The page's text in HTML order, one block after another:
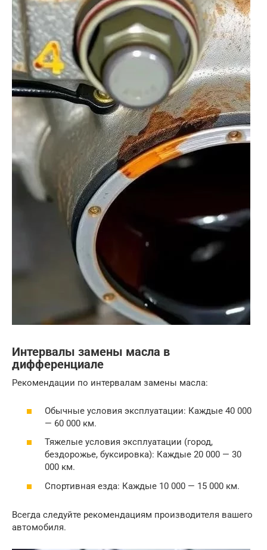
Интервалы замены масла в
дифференциале
Рекомендации по интервалам замены масла:
Обычные условия эксплуатации: Каждые 40 000
— 60 000 км.
Тяжелые условия эксплуатации (город,
бездорожье, буксировка): Каждые 20 000 — 30
000 км.
Спортивная езда: Каждые 10 000 — 15 000 км.
Всегда следуйте рекомендациям производителя вашего
автомобиля.